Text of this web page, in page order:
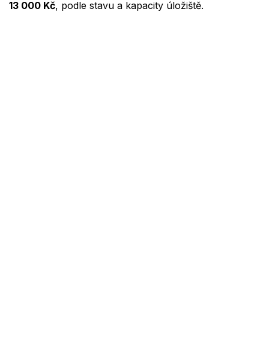
13 000 Kč, podle stavu a kapacity úložiště.